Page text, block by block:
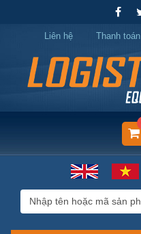
Liên hệ Thanh toán